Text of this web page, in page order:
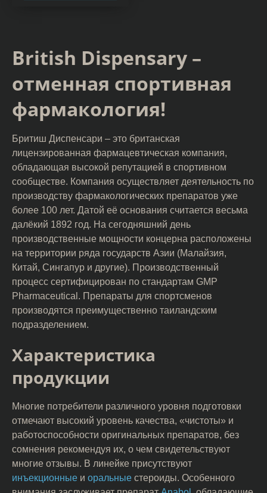
British Dispensary –
отменная спортивная
фармакология!
Бритиш Диспенсари – это британская
лицензированная фармацевтическая компания,
обладающая высокой репутацией в спортивном
сообществе. Компания осуществляет деятельность по
производству фармакологических препаратов уже
более 100 лет. Датой её основания считается весьма
далёкий 1892 год. На сегодняшний день
производственные мощности концерна расположены
на территории ряда государств Азии (Малайзия,
Китай, Сингапур и другие). Производственный
процесс сертифицирован по стандартам GMP
Pharmaceutical. Препараты для спортсменов
производятся преимущественно таиландским
подразделением.
Характеристика
продукции
Многие потребители различного уровня подготовки
отмечают высокий уровень качества, «чистоты» и
работоспособности оригинальных препаратов, без
сомнения рекомендуя их, о чем свидетельствуют
многие отзывы. В линейке присутствуют
инъекционные и оральные стероиды. Особенного